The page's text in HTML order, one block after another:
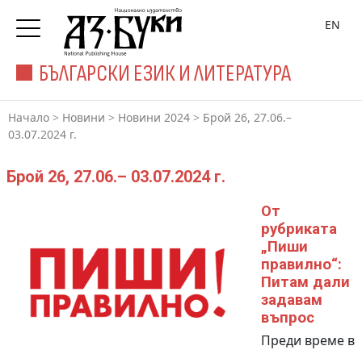
БЪЛГАРСКИ ЕЗИК И ЛИТЕРАТУРА
EN
Начало > Новини > Новини 2024 > Брой 26, 27.06.–
03.07.2024 г.
Брой 26, 27.06.– 03.07.2024 г.
От
рубриката
„Пиши
правилно“:
Питам дали
задавам
въпрос
Преди време в